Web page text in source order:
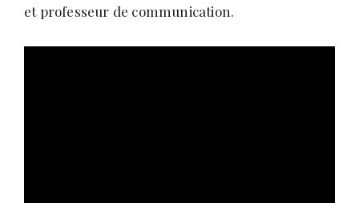
et professeur de communication.